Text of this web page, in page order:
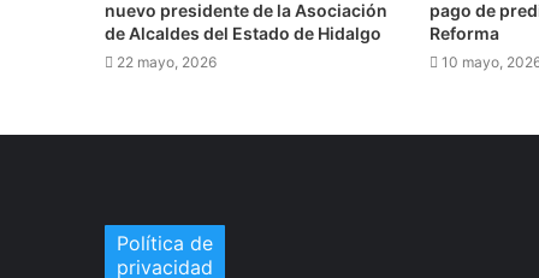
17 julio, 2026
Pierde Apan la oportunidad de
nuevo presidente de la Asociación
de Alcaldes del Estado de Hidalgo
22 mayo, 2026
pago de
Reforma
10 mayo,
Política de
privacidad